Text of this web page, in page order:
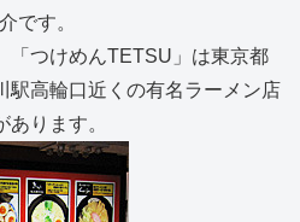
です。
「つけめんTETSU」は東京都
駅高輪口近くの有名ラーメン店
ります。